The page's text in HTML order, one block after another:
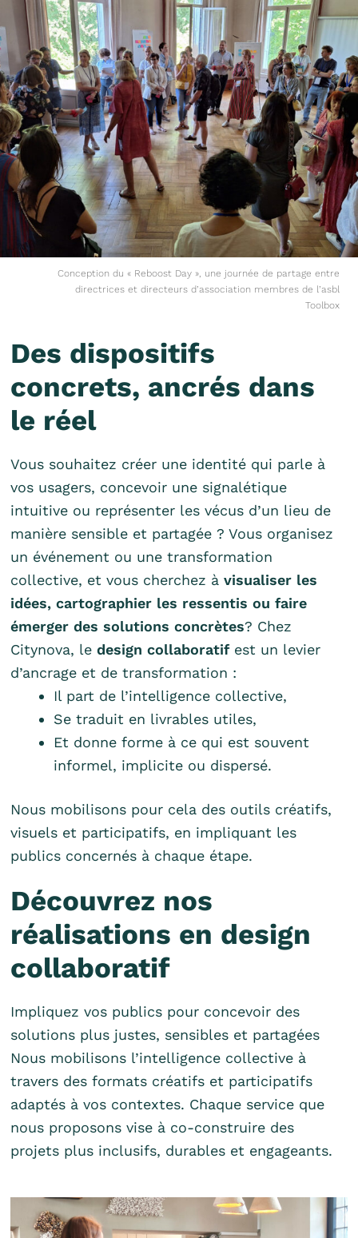
Conception du « Reboost Day », une journée de partage entre
directrices et directeurs d’association membres de l’asbl
Toolbox
Des dispositifs
concrets, ancrés dans
le réel
Vous souhaitez créer une identité qui parle à
vos usagers, concevoir une signalétique
intuitive ou représenter les vécus d’un lieu de
manière sensible et partagée ? Vous organisez
un événement ou une transformation
collective, et vous cherchez àvisualiser les
idées, cartographier les ressentis ou faire
émerger des solutions concrètes? Chez
Citynova, ledesign collaboratifest un levier
d’ancrage et de transformation :
Il part de l’intelligence collective,
Se traduit en livrables utiles,
Et donne forme à ce qui est souvent
informel, implicite ou dispersé.
Nous mobilisons pour cela des outils créatifs,
visuels et participatifs, en impliquant les
publics concernés à chaque étape.
Découvrez nos
réalisations en design
collaboratif
Impliquez vos publics pour concevoir des
solutions plus justes, sensibles et partagées
Nous mobilisons l’intelligence collective à
travers des formats créatifs et participatifs
adaptés à vos contextes. Chaque service que
nous proposons vise à co-construire des
projets plus inclusifs, durables et engageants.